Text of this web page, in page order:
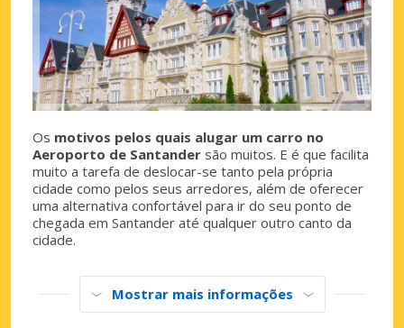
Os motivos pelos quais alugar um carro no
Aeroporto de Santander são muitos. E é que facilita
muito a tarefa de deslocar-se tanto pela própria
cidade como pelos seus arredores, além de oferecer
uma alternativa confortável para ir do seu ponto de
chegada em Santander até qualquer outro canto da
cidade.
Mostrar mais informações